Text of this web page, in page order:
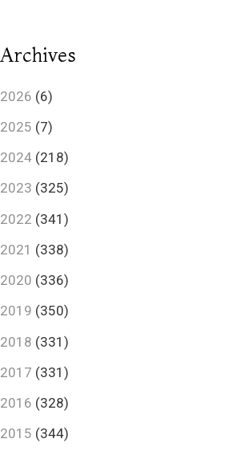
Archives
2026 (6)
2025 (7)
2024 (218)
2023 (325)
2022 (341)
2021 (338)
2020 (336)
2019 (350)
2018 (331)
2017 (331)
2016 (328)
2015 (344)